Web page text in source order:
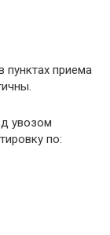
пунктах приема
увозом
по: